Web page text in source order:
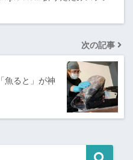
次の記事
魚ると」が神